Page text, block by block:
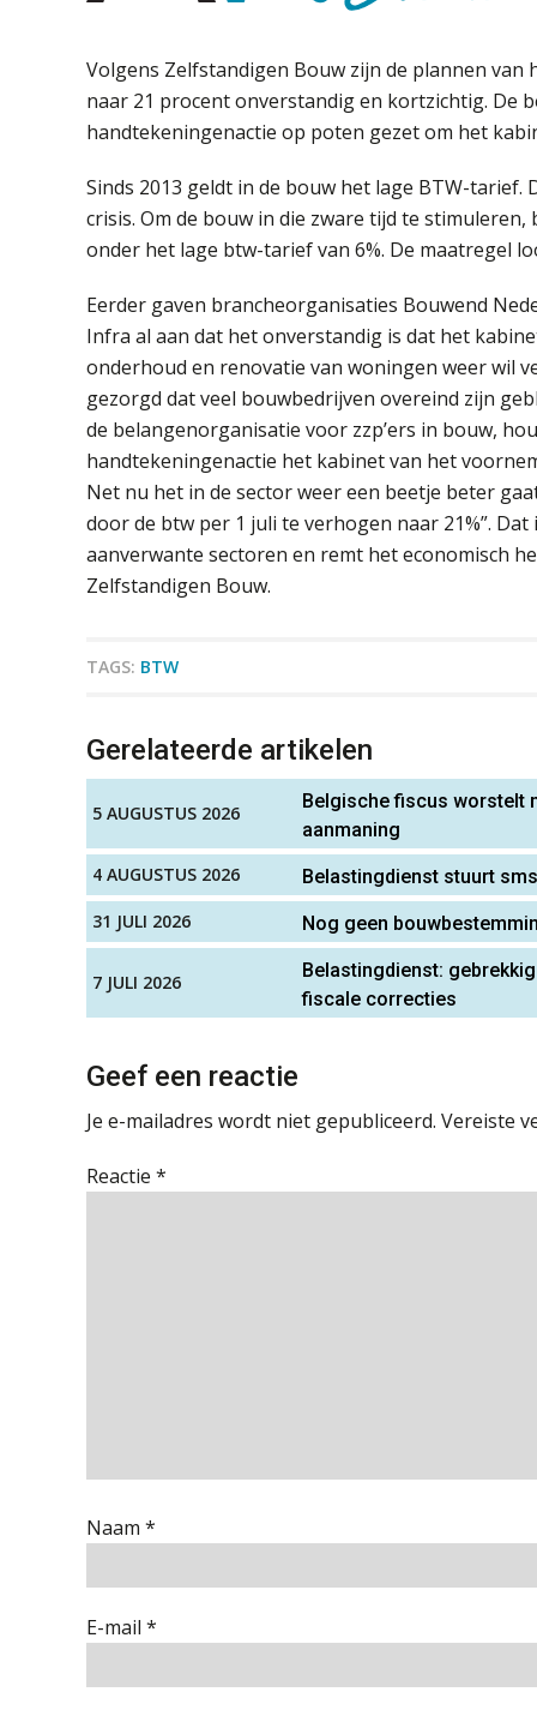
Volgens Zelfstandigen Bouw zijn de plannen
naar 21 procent onverstandig en kortzichtig. De
handtekeningenactie op poten gezet om het
Sinds 2013 geldt in de bouw het lage BTW-tarief.
crisis. Om de bouw in die zware tijd te
onder het lage btw-tarief van 6%. De maatregel
Eerder gaven brancheorganisaties Bouwend
Infra al aan dat het onverstandig is dat het
onderhoud en renovatie van woningen weer wil
gezorgd dat veel bouwbedrijven overeind zijn
de belangenorganisatie voor zzp’ers in bouw,
handtekeningenactie het kabinet van het
Net nu het in de sector weer een beetje beter
door de btw per 1 juli te verhogen naar 21%”.
aanverwante sectoren en remt het economisch
Zelfstandigen Bouw.
TAGS: BTW
Gerelateerde artikelen
5 AUGUSTUS 2026
Belgische fiscus worstelt
aanmaning
4 AUGUSTUS 2026
Belastingdienst stuurt
31 JULI 2026
Nog geen
7 JULI 2026
Belastingdienst:
fiscale correcties
Geef een reactie
Je e-mailadres wordt niet gepubliceerd. Vereiste
Reactie *
Naam *
E-mail *